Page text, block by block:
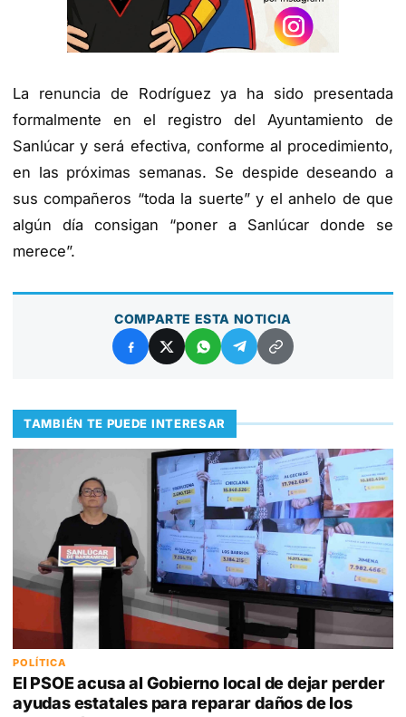
La renuncia de Rodríguez ya ha sido presentada
formalmente en el registro del Ayuntamiento de
Sanlúcar y será efectiva, conforme al procedimiento,
en las próximas semanas. Se despide deseando a
sus compañeros “toda la suerte” y el anhelo de que
algún día consigan “poner a Sanlúcar donde se
merece”.
COMPARTE ESTA NOTICIA
TAMBIÉN TE PUEDE INTERESAR
POLÍTICA
El PSOE acusa al Gobierno local de dejar perder
ayudas estatales para reparar daños de los